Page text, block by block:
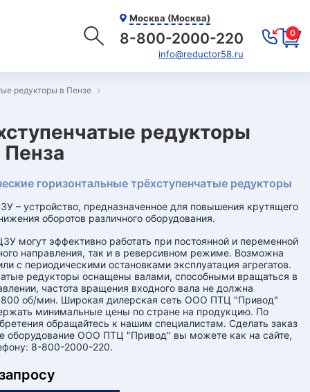
Москва (Москва)
8-800-2000-220
info@reductor58.ru
0
редукторы в Пензе
редукторы
горизонтальные трёхступенчатые редукторы
– устройство, предназначенное для повышения крутящего
оборотов различного оборудования.
могут эффективно работать при постоянной и переменной
направления, так и в реверсивном режиме. Возможна
с периодическими остановками эксплуатация агрегатов.
редукторы оснащены валами, способными вращаться в
частота вращения входного вала не должна
об/мин. Широкая дилерская сеть ООО ПТЦ "Привод"
минимальные цены по стране на продукцию. По
обращайтесь к нашим специалистам. Сделать заказ
оборудование ООО ПТЦ "Привод" вы можете как на сайте,
8-800-2000-220.